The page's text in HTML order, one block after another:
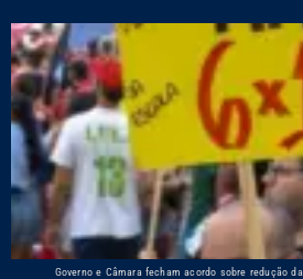
Governo e Câmara fecham acordo sobre redução